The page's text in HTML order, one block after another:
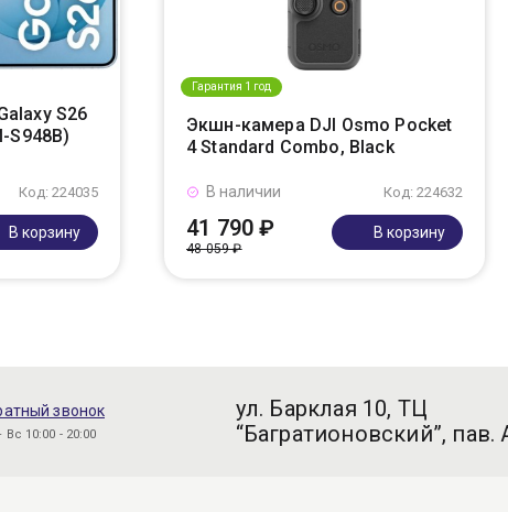
S26
S948B)
Код: 224035
В корзину
Гарантия 1 год
Экшн-камера DJI Osmo Pocket
4 Standard Combo, Black
Код: 224632
В наличии
41 790 ₽
48 059 ₽
В корзину
звонок
Вс 10:00 - 20:00
ул. Барклая 10, ТЦ
“Багратионовский”, пав.